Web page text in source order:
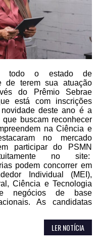
todo o estado de
de terem sua atuação
do Prêmio Sebrae
está com inscrições
deste ano é a
buscam reconhecer
na Ciência e
no mercado
participar do PSMN
no site:
podem concorrer em
Individual (MEI),
Ciência e Tecnologia
negócios de base
As candidatas
LER NOTÍCIA